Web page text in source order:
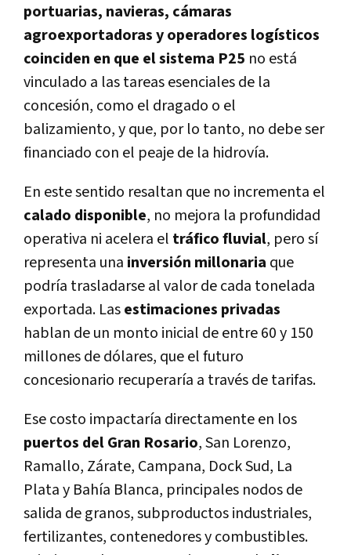
portuarias, navieras, cámaras
agroexportadoras y operadores logísticos
coinciden en que el sistema P25 no está
vinculado a las tareas esenciales de la
concesión, como el dragado o el
balizamiento, y que, por lo tanto, no debe ser
financiado con el peaje de la hidrovía.
En este sentido resaltan que no incrementa el
calado disponible, no mejora la profundidad
operativa ni acelera el tráfico fluvial, pero sí
representa una inversión millonaria que
podría trasladarse al valor de cada tonelada
exportada. Lasestimaciones privadas
hablan de un monto inicial de entre 60 y 150
millones de dólares, que el futuro
concesionario recuperaría a través de tarifas.
Ese costo impactaría directamente en los
puertos del Gran Rosario, San Lorenzo,
Ramallo, Zárate, Campana, Dock Sud, La
Plata y Bahía Blanca, principales nodos de
salida de granos, subproductos industriales,
fertilizantes, contenedores y combustibles.